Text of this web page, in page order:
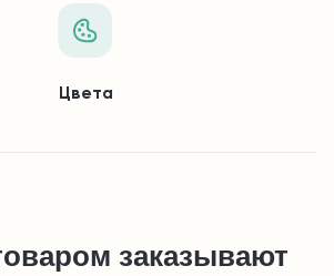
Цвета
заказывают